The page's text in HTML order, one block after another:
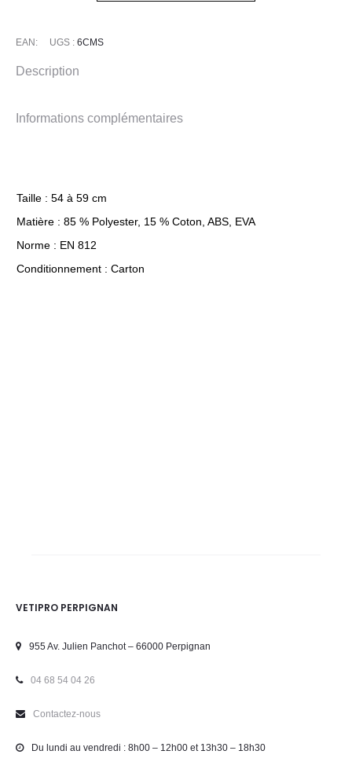
COVERGUARD
EAN: UGS : 6CMS
Description
Informations complémentaires
Taille : 54 à 59 cm
Matière : 85 % Polyester, 15 % Coton, ABS, EVA
Norme : EN 812
Conditionnement : Carton
VETIPRO PERPIGNAN
955 Av. Julien Panchot – 66000 Perpignan
04 68 54 04 26
Contactez-nous
Du lundi au vendredi : 8h00 – 12h00 et 13h30 – 18h30